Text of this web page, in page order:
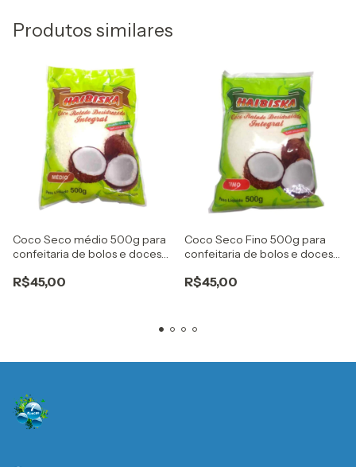
Produtos similares
Coco Seco médio 500g para
confeitaria de bolos e doces
R$45,00
Coco Seco Fino 500g para
confeitaria de bolos e doces
R$45,00